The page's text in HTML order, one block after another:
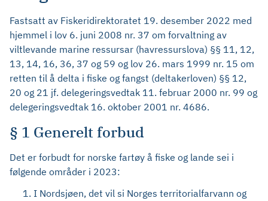
Fastsatt av Fiskeridirektoratet 19. desember 2022 med
hjemmel i lov 6. juni 2008 nr. 37 om forvaltning av
viltlevande marine ressursar (havressurslova) §§ 11, 12,
13, 14, 16, 36, 37 og 59 og lov 26. mars 1999 nr. 15 om
retten til å delta i fiske og fangst (deltakerloven) §§ 12,
20 og 21 jf. delegeringsvedtak 11. februar 2000 nr. 99 og
delegeringsvedtak 16. oktober 2001 nr. 4686.
§ 1 Generelt forbud
Det er forbudt for norske fartøy å fiske og lande sei i
følgende områder i 2023:
I Nordsjøen, det vil si Norges territorialfarvann og